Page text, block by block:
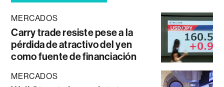
MERCADOS
Carry trade resiste pese a la
pérdida de atractivo del yen
como fuente de financiación
MERCADOS